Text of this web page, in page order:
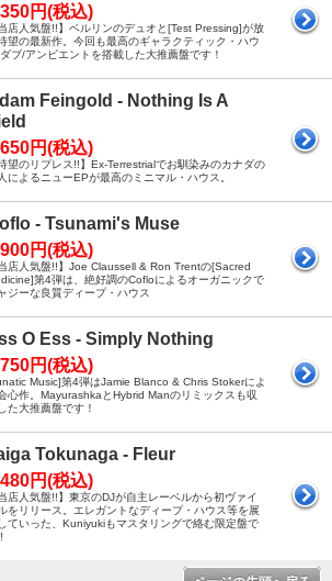
円(税込)
当店人気盤!!】ベルリンのデュオと[Test Pressing]が放
望の最新作。今回も最高のギャラクティック・ハウ
ブ/アンビエントを搭載した大推薦盤です！
Feingold - Nothing Is A
円(税込)
待望のリプレス!!】Ex-Terrestrialでお馴染みのカナダの
によるニューEPが最高のミニマル・ハウス。
- Tsunami's Muse
円(税込)
当店人気盤!!】Joe Claussell & Ron Trentの[Sacred
第4弾は、絶好調のCofloによるオーガニックで
ジーな良質ディープ・ハウス
O Ess - Simply Nothing
円(税込)
Music]第4弾はJamie Blanco & Chris Stokerによ
心作。MayurashkaとHybrid Manのリミックスも収
た大推薦盤です！
Tokunaga - Fleur
円(税込)
当店人気盤!!】東京のDJが自主レーベルから初ヴァイ
をリリース。エレガントなディープ・ハウス等を展
ていった、Kuniyukiもマスタリングで絡む限定盤で